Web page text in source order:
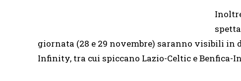
giornata (28 e 29 novembre) saranno visibili
Infinity, tra cui spiccano Lazio-Celtic e Benfica-